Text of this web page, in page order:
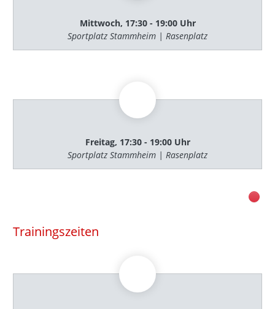
Mittwoch, 17:30 - 19:00 Uhr
Sportplatz Stammheim | Rasenplatz
Freitag, 17:30 - 19:00 Uhr
Sportplatz Stammheim | Rasenplatz
Trainingszeiten